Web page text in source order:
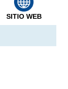
SITIO WEB